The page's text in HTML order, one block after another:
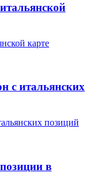
с итальянских
в